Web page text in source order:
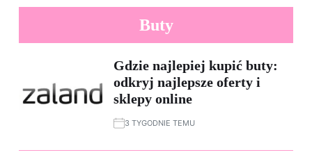
Buty
Gdzie najlepiej kupić buty:
odkryj najlepsze oferty i
sklepy online
3 TYGODNIE TEMU